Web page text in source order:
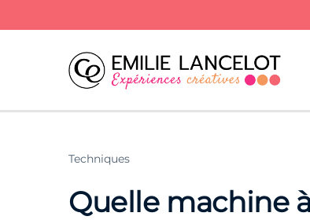
Techniques
Quelle machine